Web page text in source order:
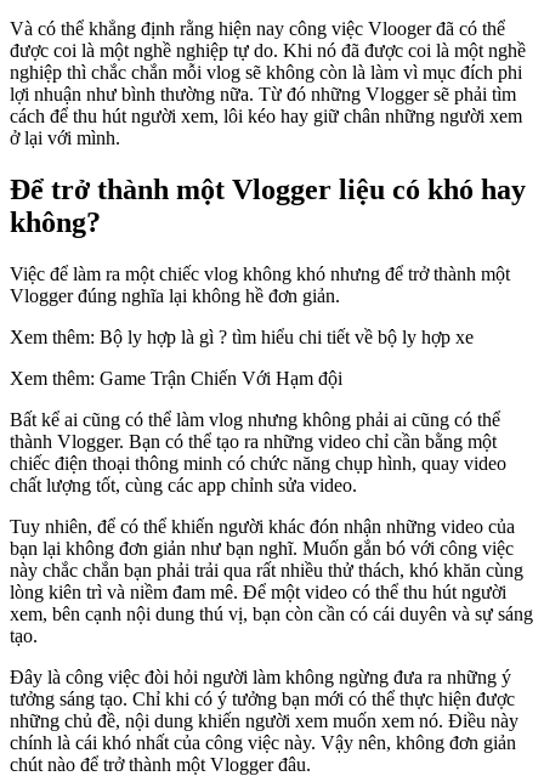
Và có thể khẳng định rằng hiện nay công việc Vlooger đã có thể
được coi là một nghề nghiệp tự do. Khi nó đã được coi là một nghề
nghiệp thì chắc chắn mỗi vlog sẽ không còn là làm vì mục đích phi
lợi nhuận như bình thường nữa. Từ đó những Vlogger sẽ phải tìm
cách để thu hút người xem, lôi kéo hay giữ chân những người xem
ở lại với mình.
Để trở thành một Vlogger liệu có khó hay
không?
Việc để làm ra một chiếc vlog không khó nhưng để trở thành một
Vlogger đúng nghĩa lại không hề đơn giản.
Xem thêm: Bộ ly hợp là gì ? tìm hiểu chi tiết về bộ ly hợp xe
Xem thêm: Game Trận Chiến Với Hạm đội
Bất kể ai cũng có thể làm vlog nhưng không phải ai cũng có thể
thành Vlogger. Bạn có thể tạo ra những video chỉ cần bằng một
chiếc điện thoại thông minh có chức năng chụp hình, quay video
chất lượng tốt, cùng các app chỉnh sửa video.
Tuy nhiên, để có thể khiến người khác đón nhận những video của
bạn lại không đơn giản như bạn nghĩ. Muốn gắn bó với công việc
này chắc chắn bạn phải trải qua rất nhiều thử thách, khó khăn cùng
lòng kiên trì và niềm đam mê. Để một video có thể thu hút người
xem, bên cạnh nội dung thú vị, bạn còn cần có cái duyên và sự sáng
tạo.
Đây là công việc đòi hỏi người làm không ngừng đưa ra những ý
tưởng sáng tạo. Chỉ khi có ý tưởng bạn mới có thể thực hiện được
những chủ đề, nội dung khiến người xem muốn xem nó. Điều này
chính là cái khó nhất của công việc này. Vậy nên, không đơn giản
chút nào để trở thành một Vlogger đâu.